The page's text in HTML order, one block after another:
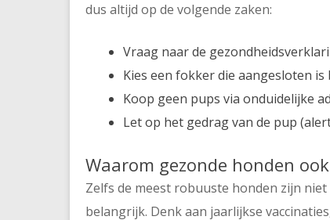
dus altijd op de volgende zaken:
Vraag naar de
Kies een fokker die aangesloten
Koop geen pups via onduidelijke
Let op het gedrag van de pup
Waarom gezonde honden
Zelfs de meest robuuste honden zijn
belangrijk. Denk aan jaarlijkse